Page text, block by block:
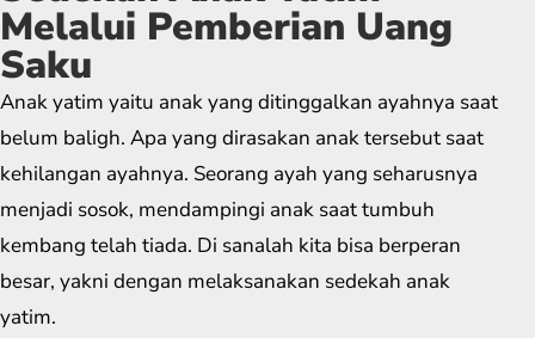
Melalui Pemberian Uang
Saku
Anak yatim yaitu anak yang ditinggalkan ayahnya saat
belum baligh. Apa yang dirasakan anak tersebut saat
kehilangan ayahnya. Seorang ayah yang seharusnya
menjadi sosok, mendampingi anak saat tumbuh
kembang telah tiada. Di sanalah kita bisa berperan
besar, yakni dengan melaksanakan sedekah anak
yatim.